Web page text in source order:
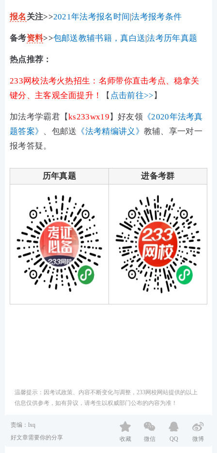
报名 关注>>2021年法考报名时间|法考报考条件
备考资料>>包邮送教辅书籍，真白送|法考历年真题
热点推荐：
233网校法考火热招生：名师带你直击考点、稳拿关
键分、主客观全面提升！
【 点击前往>> 】
加法考学霸君【ks233wx19 】好友领 《2020年法考真
题答案》 、包邮送 《法考精编讲义》 教辅、享一对一
报考答疑。
历年真题 进备考群
温馨提示：因考试政策、内容不断变化与调整，233网校网站提供的以上
信息仅供参考，如有异议，请考生以权威部门公布的内容为准！
责编：lxq
好文章需要你的分享
收藏 微信 QQ 微博